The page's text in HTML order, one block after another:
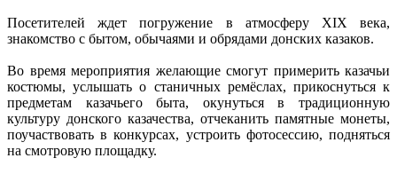
Посетителей ждет погружение в атмосферу XIX века,
знакомство с бытом, обычаями и обрядами донских казаков.
Во время мероприятия желающие смогут примерить казачьи
костюмы, услышать о станичных ремёслах, прикоснуться к
предметам казачьего быта, окунуться в традиционную
культуру донского казачества, отчеканить памятные монеты,
поучаствовать в конкурсах, устроить фотосессию, подняться
на смотровую площадку.